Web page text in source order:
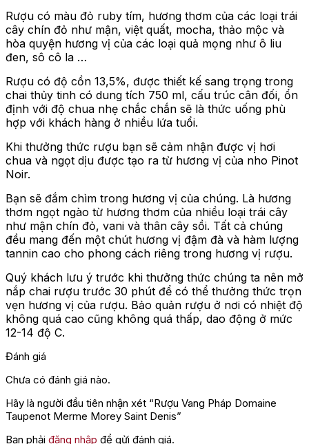
Rượu có màu đỏ ruby tím, hương thơm của các loại trái
cây chín đỏ như mận, việt quất, mocha, thảo mộc và
hòa quyện hương vị của các loại quả mọng như ô liu
đen, sô cô la …
Rượu có độ cồn 13,5%, được thiết kế sang trọng trong
chai thủy tinh có dung tích 750 ml, cấu trúc cân đối, ổn
định với độ chua nhẹ chắc chắn sẽ là thức uống phù
hợp với khách hàng ở nhiều lứa tuổi.
Khi thưởng thức rượu bạn sẽ cảm nhận được vị hơi
chua và ngọt dịu được tạo ra từ hương vị của nho Pinot
Noir.
Bạn sẽ đắm chìm trong hương vị của chúng. Là hương
thơm ngọt ngào từ hương thơm của nhiều loại trái cây
như mận chín đỏ, vani và thân cây sồi. Tất cả chúng
đều mang đến một chút hương vị đậm đà và hàm lượng
tannin cao cho phong cách riêng trong hương vị rượu.
Quý khách lưu ý trước khi thưởng thức chúng ta nên mở
nắp chai rượu trước 30 phút để có thể thưởng thức trọn
vẹn hương vị của rượu. Bảo quản rượu ở nơi có nhiệt độ
không quá cao cũng không quá thấp, dao động ở mức
12-14 độ C.
Đánh giá
Chưa có đánh giá nào.
Hãy là người đầu tiên nhận xét “Rượu Vang Pháp Domaine
Taupenot Merme Morey Saint Denis”
Bạn phải đăng nhập để gửi đánh giá.